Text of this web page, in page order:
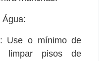
Água:
Use o mínimo de
limpar pisos de